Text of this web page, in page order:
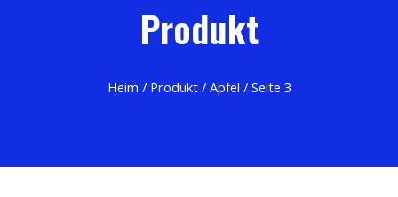
Produkt
Heim / Produkt/ Apfel / Seite 3